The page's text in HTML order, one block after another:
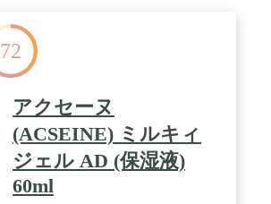
72
アクセーヌ
(ACSEINE) ミルキィ
ジェル AD (保湿液)
60ml